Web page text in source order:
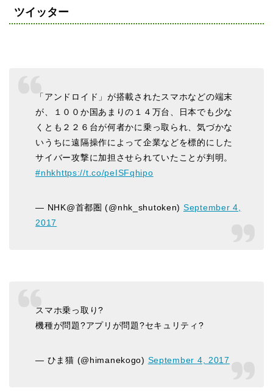
ツイッター
「アンドロイド」が搭載されたスマホなどの端末
が、１００か国あまりの１４万台、日本でも少な
くとも２２６台が何者かに乗っ取られ、気づかな
いうちに遠隔操作によって企業などを標的にした
サイバー攻撃に加担させられていたことが判明。
#nhkhttps://t.co/peISFqhipo
— NHK@首都圏 (@nhk_shutoken) September 4,
2017
スマホ乗っ取り?
機種が問題?アプリが問題?セキュリティ?
— ひま猫 (@himanekogo) September 4, 2017